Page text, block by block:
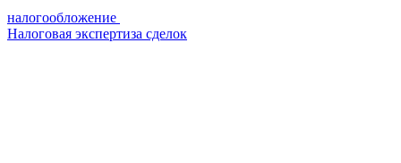
налогообложение
Налоговая экспертиза сделок